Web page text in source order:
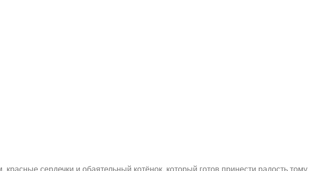
сердечки и обаятельный котёнок, который готов принести радость тому,